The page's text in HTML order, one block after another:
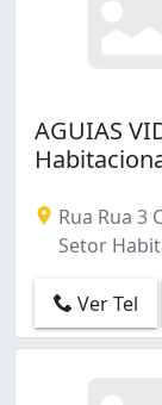
AGUIAS
Rua Rua 3
Setor
Ver Tel